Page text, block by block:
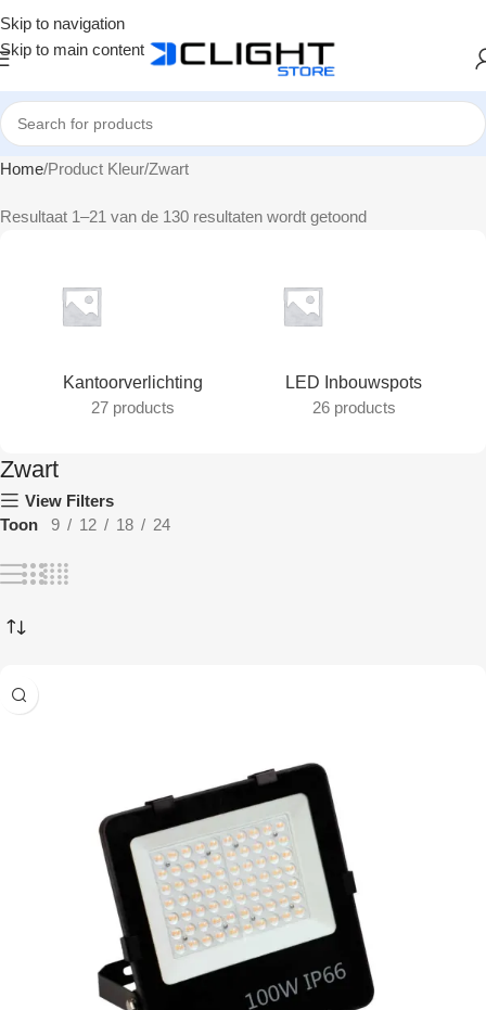
Skip to navigation
Skip to main content
Home Product Kleur Zwart
Resultaat 1–21 van de 130 resultaten wordt getoond
Kantoorverlichting
27 products
LED Inbouwspots
26 products
Zwart
View Filters
9
12 18 24